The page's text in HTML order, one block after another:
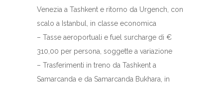
Venezia a Tashkent e ritorno da Urgench, con
scalo a Istanbul, in classe economica
– Tasse aeroportuali e fuel surcharge di €
310,00 per persona, soggette a variazione
– Trasferimenti in treno da Tashkent a
Samarcanda e da Samarcanda Bukhara, in